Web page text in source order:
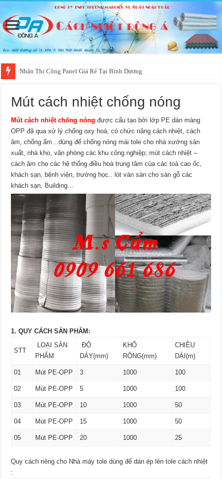
Nhận Thi Công Panel Giá Rẻ Tại Bình Dương
Mút cách nhiệt chống nóng
Mút cách nhiệt chống nóng được cấu tạo bởi lớp PE dán màng
OPP đã qua xử lý chống oxy hoá, có chức năng cách nhiệt, cách
âm, chống ẩm…dùng để chống nóng mái tole cho nhà xưởng sản
xuất, nhà kho, văn phòng các khu công nghiệp; mút cách nhiệt –
cách âm cho các hệ thống điều hoà trung tâm của các toà cao ốc,
khách sạn, bệnh viện, trường học.. lót ván sàn cho sàn gỗ các
khách sạn, Building…
1. QUY CÁCH SẢN PHẨM:
STT
LOẠI SẢN
PHẨM
ĐỘ
DÀY(mm)
KHỔ
RỘNG(mm)
CHIỀU
DÀI(m)
01 Mút PE-OPP 3 1000 100
02 Mút PE-OPP 5 1000 100
03 Mút PE-OPP 10 1000 50
04 Mút PE-OPP 15 1000 50
05 Mút PE-OPP 20 1000 25
Quy cách riêng cho Nhà máy tole dùng để dán ép lên tole cách nhiệt
: